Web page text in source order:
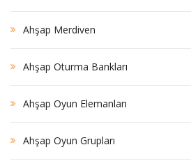
Ahşap Merdiven
Ahşap Oturma Bankları
Ahşap Oyun Elemanları
Ahşap Oyun Grupları